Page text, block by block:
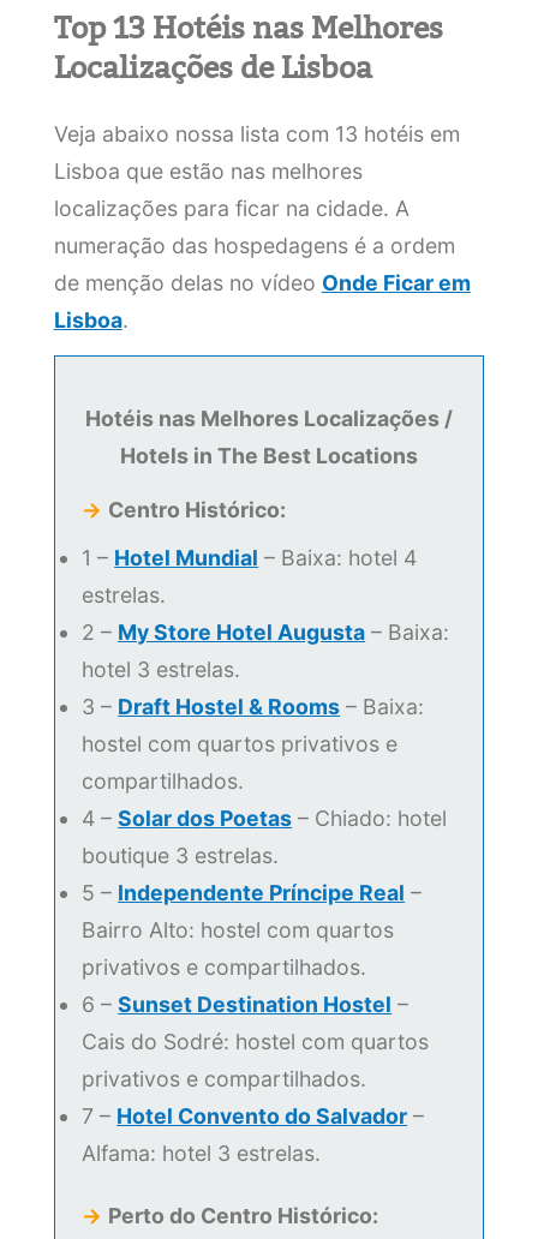
Top 13 Hotéis nas Melhores
Localizações de Lisboa
Veja abaixo nossa lista com 13 hotéis em
Lisboa que estão nas melhores
localizações para ficar na cidade. A
numeração das hospedagens é a ordem
de menção delas no vídeo Onde Ficar em
Lisboa.
Hotéis nas Melhores Localizações /
Hotels in The Best Locations
→ Centro Histórico:
1 – Hotel Mundial – Baixa: hotel 4
estrelas.
2 – My Store Hotel Augusta – Baixa:
hotel 3 estrelas.
3 – Draft Hostel & Rooms – Baixa:
hostel com quartos privativos e
compartilhados.
4 –Solar dos Poetas – Chiado: hotel
boutique 3 estrelas.
5 – Independente Príncipe Real –
Bairro Alto: hostel com quartos
privativos e compartilhados.
6 –Sunset Destination Hostel –
Cais do Sodré: hostel com quartos
privativos e compartilhados.
7 – Hotel Convento do Salvador –
Alfama: hotel 3 estrelas.
→ Perto do Centro Histórico: